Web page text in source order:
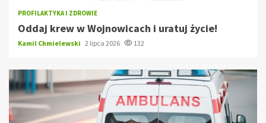
PROFILAKTYKA I ZDROWIE
Oddaj krew w Wojnowicach i uratuj życie!
Kamil Chmielewski 2 lipca 2026 132